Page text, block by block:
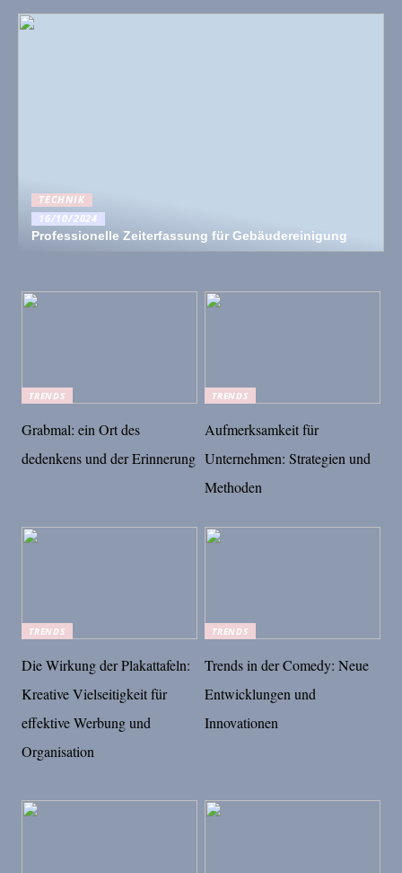
TECHNIK
16/10/2024
Professionelle Zeiterfassung für Gebäudereinigung
TRENDS
Grabmal: ein Ort des
dedenkens und der Erinnerung
TRENDS
Aufmerksamkeit für
Unternehmen: Strategien und
Methoden
TRENDS
Die Wirkung der Plakattafeln:
Kreative Vielseitigkeit für
effektive Werbung und
Organisation
TRENDS
Trends in der Comedy: Neue
Entwicklungen und
Innovationen